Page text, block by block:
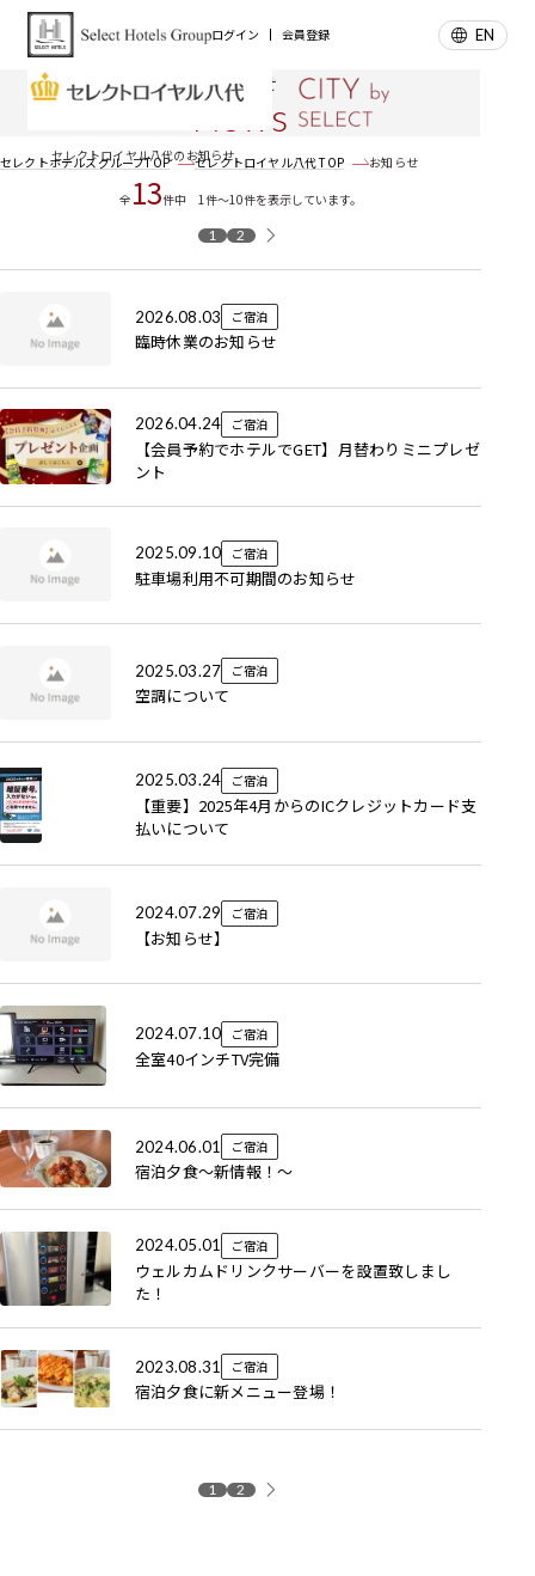
ログイン 会員登録 EN
セレクトロイヤル八代のお知らせ
お知らせ
News
セレクトホテルズグループTOP セレクトロイヤル八代 TOP お知らせ
全 13件中 1件～10件を表示しています。
1
2
2026.08.03 ご宿泊
臨時休業のお知らせ
2026.04.24 ご宿泊
【会員予約でホテルでGET】月替わりミニプレゼ
ント
2025.09.10 ご宿泊
駐車場利用不可期間のお知らせ
2025.03.27 ご宿泊
空調について
2025.03.24 ご宿泊
【重要】2025年4月からのICクレジットカード支
払いについて
2024.07.29 ご宿泊
【お知らせ】
2024.07.10 ご宿泊
全室40インチTV完備
2024.06.01 ご宿泊
宿泊夕食～新情報！～
2024.05.01 ご宿泊
ウェルカムドリンクサーバーを設置致しまし
た！
2023.08.31 ご宿泊
宿泊夕食に新メニュー登場！
1 2